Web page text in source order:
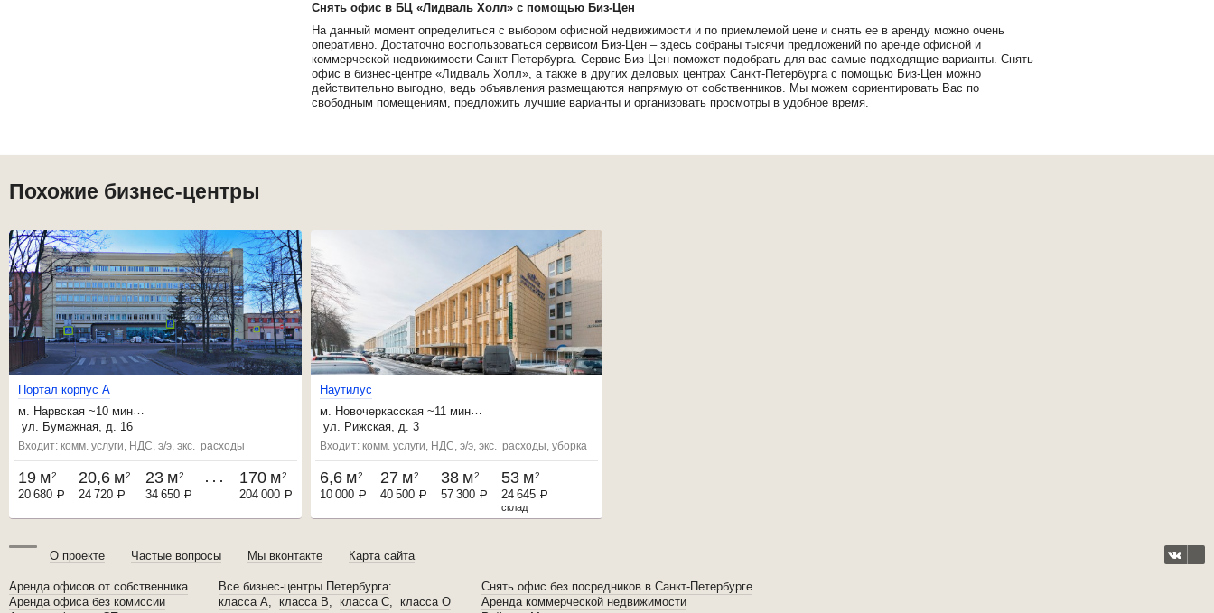
Снять офис в БЦ «Лидваль Холл» с помощью Биз-Цен
На данный момент определиться с выбором офисной недвижимости и по приемлемой цене и снять ее в аренду можно очень
оперативно. Достаточно воспользоваться сервисом Биз-Цен – здесь собраны тысячи предложений по аренде офисной и
коммерческой недвижимости Санкт-Петербурга. Сервис Биз-Цен поможет подобрать для вас самые подходящие варианты. Снять
офис в бизнес-центре «Лидваль Холл», а также в других деловых центрах Санкт-Петербурга с помощью Биз-Цен можно
действительно выгодно, ведь объявления размещаются напрямую от собственников. Мы можем сориентировать Вас по
свободным помещениям, предложить лучшие варианты и организовать просмотры в удобное время.
Похожие бизнес-центры
Портал корпус А
м. Нарвская ~10 мин
,Кировский завод
~20 мин
,Фрунзенская~21 мин
ул. Бумажная, д. 16
Входит: комм. услуги, НДС, э/э, экс. расходы
19 м2
20 680 a
20,6 м2
24 720 a
23 м2
34 650 a
170 м2
204 000 a
Наутилус
м. Новочеркасская~11 мин
,Ладожская~14 мин
,Александра Невского пл.~14 мин
ул. Рижская, д. 3
Входит: комм. услуги, НДС, э/э, экс. расходы, уборка
6,6 м2
10 000 a
27 м2
40 500 a
38 м2
57 300 a
53 м2
24 645 a
склад
О проекте Частые вопросы Мы вконтакте Карта сайта
Аренда офисов от собственника
Аренда офиса без комиссии
Все бизнес-центры Петербурга:
класса A, класса B, класса C, класса O
Снять офис без посредников в Санкт-Петербурге
Аренда коммерческой недвижимости